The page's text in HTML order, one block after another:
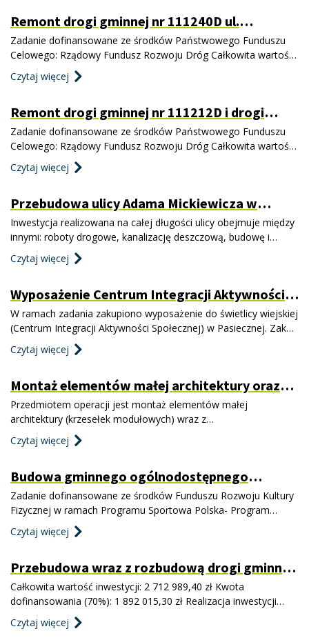
wzdłuż ul. Jana Pawła II. Dzięki realizacji inwestycji
Remont drogi gminnej nr 111240D ul.
Towarowa w Jaworzynie Śląskiej
Zadanie dofinansowane ze środków Państwowego Funduszu
Celowego: Rządowy Fundusz Rozwoju Dróg Całkowita wartość
inwestycji: 477 840,18 zł Kwota dofinansowania: 375 470,12 zł
Data podpisania umowy o dofinansowanie: 25.09.2023 r.
warstw konstrukcji nawierzchni, poboczy istn
Czytaj więcej
Remont drogi gminnej nr 111212D i drogi
111202D na odcinku Pasieczna – Jaworzyna
Śląska
Zadanie dofinansowane ze środków Państwowego Funduszu
Celowego: Rządowy Fundusz Rozwoju Dróg Całkowita wartość
inwestycji: 545 742,81 zł Kwota dofinansowania: 426 966,43zł
Data podpisania umowy o dofinansowanie: 25.09.2023 r.
Jaworzyna Śląska, w tym: wymianę warstw konstrukcji dr
Czytaj więcej
Przebudowa ulicy Adama Mickiewicza w
Jaworzynie Śląskiej
Inwestycja realizowana na całej długości ulicy obejmuje między
innymi: roboty drogowe, kanalizację deszczową, budowę i
przebudowę oświetlenia drogowego wraz z doświetleniem
przejścia dla pieszych, budowę kanału technologicznego,
Ponadto zaplanowano remont skrzyżowania z ul. Wolności w
zakre
Czytaj więcej
Wyposażenie Centrum Integracji Aktywności
Społecznej w Pasiecznej
W ramach zadania zakupiono wyposażenie do świetlicy wiejskiej
(Centrum Integracji Aktywności Społecznej) w Pasiecznej. Zakup
sprzętu umożliwi rozszerzenie oferty kulturalnej gminy, oraz
poprawi warunki życia na wsi. Celem projektu jest wsparcie
zaspokojenie najpilniejszych potrzeb związanych z
Czytaj więcej
Montaż elementów małej architektury oraz
zagospodarowanie terenów zielonych w celu
aktywizacji i integracji społeczności lokalnych
Przedmiotem operacji jest montaż elementów małej
architektury (krzesełek modułowych) wraz z
zagospodarowaniem terenów zielonych we wsi Nowice w celu
utworzenia miejsca do rekreacji i spędzania wolnego czasu dla
krzesełek modułowych - dostawę i montaż nowych tablic -
nasadzenia- pielęgnac
Czytaj więcej
Budowa gminnego ogólnodostępnego
kompleksu terenowych urzadzeń sportowych
w Jaworzynie Śląskiej
Zadanie dofinansowane ze środków Funduszu Rozwoju Kultury
Fizycznej w ramach Programu Sportowa Polska- Program
Rozwoju Lokalnej Infrastruktury Sportowej – edycja 2022
Całkowita wartość inwestycji: 3 171 275,00 zł Kwota
planowane jest wykonanie nowoczesnego, ogólnodos
Czytaj więcej
Przebudowa wraz z rozbudową drogi gminnej
111247D ul. Ceglanej w Jaworzynie Śląskiej
Całkowita wartość inwestycji: 2 712 989,40 zł Kwota
dofinansowania (70%): 1 892 015,30 zł Realizacja inwestycji
dotyczącej przebudowy drogi gminnej jest ważny elementem
rozwoju infrastruktury w gminie Jaworzyna Śląska. Projekt
Czytaj więcej